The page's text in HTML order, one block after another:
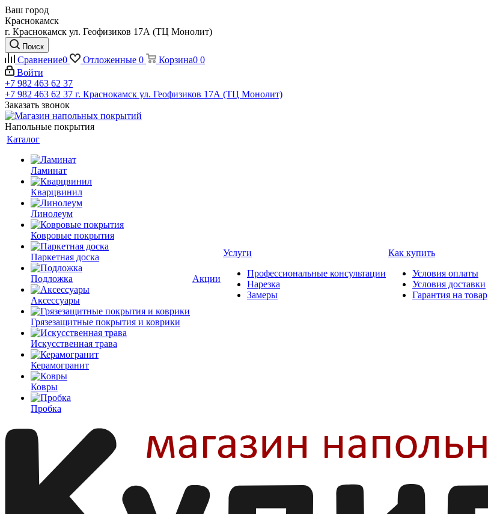
Ваш город
Краснокамск
г. Краснокамск ул. Геофизиков 17А (ТЦ Монолит)
Поиск
Сравнение0 Отложенные 0 Корзина0 0
Войти
+7 982 463 62 37
+7 982 463 62 37 г. Краснокамск ул. Геофизиков 17А (ТЦ Монолит)
Заказать звонок
Напольные покрытия
Каталог
Ламинат
Кварцвинил
Линолеум
Ковровые покрытия
Паркетная доска
Подложка
Аксессуары
Грязезащитные покрытия и коврики
Искусственная трава
Керамогранит
Ковры
Пробка
Акции
Услуги
Профессиональные консультации
Нарезка
Замеры
Как купить
Условия оплаты
Условия доставки
Гарантия на товар